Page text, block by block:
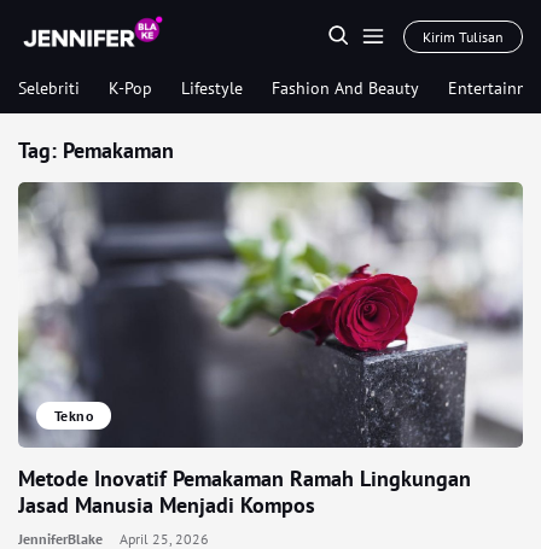
Kirim Tulisan
Selebriti K-Pop Lifestyle Fashion And Beauty
Tag: Pemakaman
Tekno
Metode Inovatif Pemakaman Ramah Lingkungan
Jasad Manusia Menjadi Kompos
JenniferBlake April 25, 2026